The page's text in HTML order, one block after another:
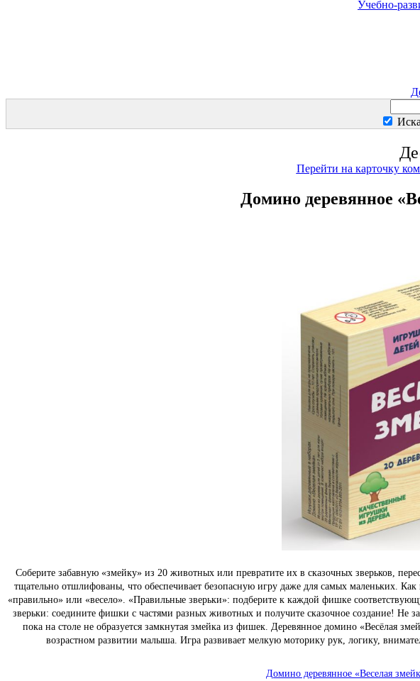
Учебно-
Перейти на карточку
Домино деревянное
Соберите забавную «змейку» из 20 животных или превратите их в сказочных зверьков,
тщательно отшлифованы, что обеспечивает безопасную игру даже для самых маленьких.
«правильно» или «весело». «Правильные зверьки»: подберите к каждой фишке
зверьки: соедините фишки с частями разных животных и получите сказочное создание! Не
пока на столе не образуется замкнутая змейка из фишек. Деревянное домино «Весёлая
возрастном развитии малыша. Игра развивает мелкую моторику рук, логику,
Домино деревянное «Веселая